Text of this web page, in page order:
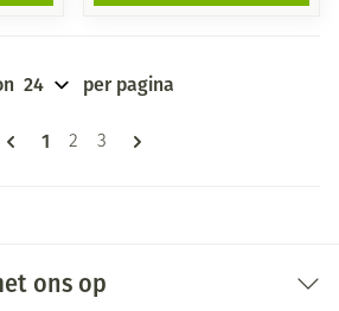
Pagina's
U lees momenteel pagina
1 Pagina
2 Pagina
3
per pagina
ons op